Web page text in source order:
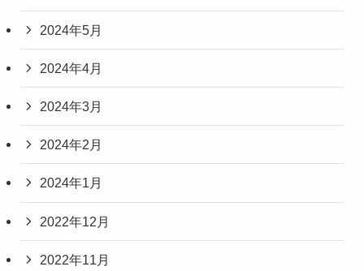
2024年5月
2024年4月
2024年3月
2024年2月
2024年1月
2022年12月
2022年11月